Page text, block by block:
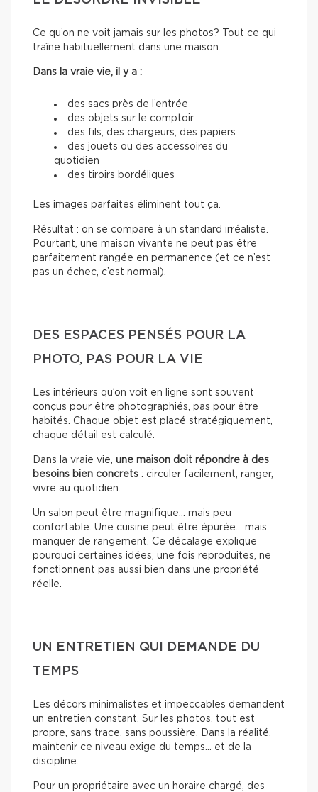
Ce qu’on ne voit jamais sur les photos? Tout ce qui
traîne habituellement dans une maison.
Dans la vraie vie, il y a :
des sacs près de l’entrée
des objets sur le comptoir
des fils, des chargeurs, des papiers
des jouets ou des accessoires du
quotidien
des tiroirs bordéliques
Les images parfaites éliminent tout ça.
Résultat : on se compare à un standard irréaliste.
Pourtant, une maison vivante ne peut pas être
parfaitement rangée en permanence (et ce n’est
pas un échec, c’est normal).
DES ESPACES PENSÉS POUR LA
PHOTO, PAS POUR LA VIE
Les intérieurs qu’on voit en ligne sont souvent
conçus pour être photographiés, pas pour être
habités. Chaque objet est placé stratégiquement,
chaque détail est calculé.
Dans la vraie vie, une maison doit répondre à des
besoins bien concrets : circuler facilement, ranger,
vivre au quotidien.
Un salon peut être magnifique… mais peu
confortable. Une cuisine peut être épurée… mais
manquer de rangement. Ce décalage explique
pourquoi certaines idées, une fois reproduites, ne
fonctionnent pas aussi bien dans une propriété
réelle.
UN ENTRETIEN QUI DEMANDE DU
TEMPS
Les décors minimalistes et impeccables demandent
un entretien constant. Sur les photos, tout est
propre, sans trace, sans poussière. Dans la réalité,
maintenir ce niveau exige du temps… et de la
discipline.
Pour un propriétaire avec un horaire chargé, des